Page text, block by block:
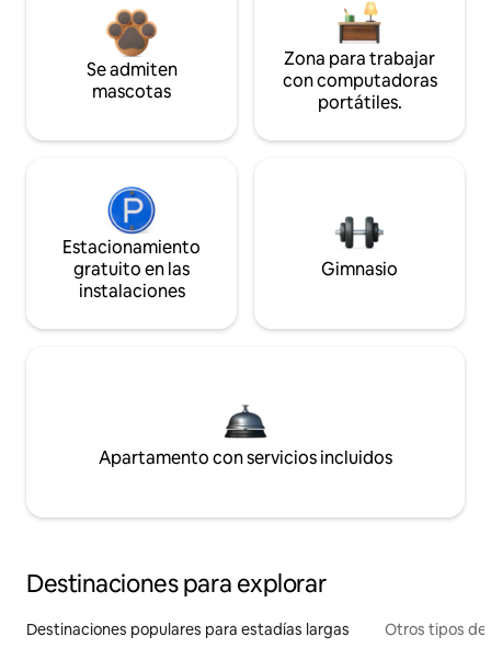
Se admiten
mascotas
Zona para trabajar
con computadoras
portátiles.
Estacionamiento
gratuito en las
instalaciones
Gimnasio
Apartamento con servicios incluidos
Destinaciones para explorar
Destinaciones populares para estadías largas Otros tipos de